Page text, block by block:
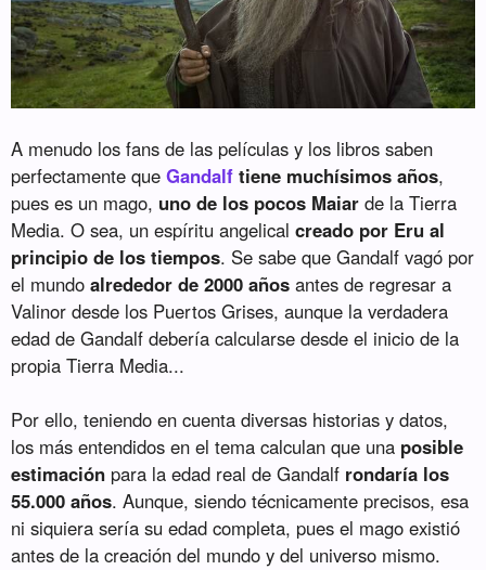
A menudo los fans de las películas y los libros saben
perfectamente queGandalf tiene muchísimos años,
pues es un mago, uno de los pocos Maiar de la Tierra
Media. O sea, un espíritu angelicalcreado por Eru al
principio de los tiempos. Se sabe que Gandalf vagó por
el mundoalrededor de 2000 años antes de regresar a
Valinor desde los Puertos Grises, aunque la verdadera
edad de Gandalf debería calcularse desde el inicio de la
propia Tierra Media...
Por ello, teniendo en cuenta diversas historias y datos,
los más entendidos en el tema calculan que una posible
estimación para la edad real de Gandalf rondaría los
55.000 años. Aunque, siendo técnicamente precisos, esa
ni siquiera sería su edad completa, pues el mago existió
antes de la creación del mundo y del universo mismo.